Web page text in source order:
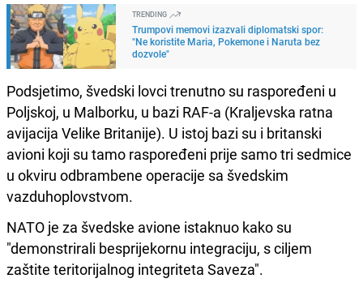
TRENDING
Trumpovi memovi izazvali diplomatski spor:
"Ne koristite Maria, Pokemone i Naruta bez
dozvole"
Podsjetimo, švedski lovci trenutno su raspoređeni u
Poljskoj, u Malborku, u bazi RAF-a (Kraljevska ratna
avijacija Velike Britanije). U istoj bazi su i britanski
avioni koji su tamo raspoređeni prije samo tri sedmice
u okviru odbrambene operacije sa švedskim
vazduhoplovstvom.
NATO je za švedske avione istaknuo kako su
"demonstrirali besprijekornu integraciju, s ciljem
zaštite teritorijalnog integriteta Saveza".